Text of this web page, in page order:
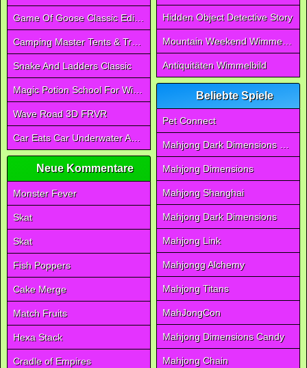
Game Of Goose Classic Edition
Camping Master Tents & Trees
Snake And Ladders Classic
Magic Potion School For Witch
Wave Road 3D FRVR
Car Eats Car Underwater Adventure FRVR
Neue Kommentare
Monster Fever
Skat
Skat
Fish Poppers
Cake Merge
Match Fruits
Hexa Stack
Cradle of Empires
Hidden Object Detective Story
Mountain Weekend Wimmelbild
Antiquitäten Wimmelbild
Beliebte Spiele
Pet Connect
Mahjong Dimensions
Mahjong Shanghai
Mahjong Dark Dimensions
Mahjong Link
Mahjongg Alchemy
Mahjong Titans
MahJongCon
Mahjong Dimensions Candy
Mahjong Chain